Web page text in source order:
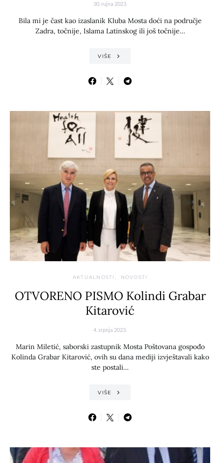
30. rujna 2023.
Bila mi je čast kao izaslanik Kluba Mosta doći na područje
Zadra, točnije, Islama Latinskog ili još točnije…
VIŠE
AKTUALNOSTI NOVOSTI
OTVORENO PISMO Kolindi Grabar
Kitarović
4. srpnja 2023.
Marin Miletić, saborski zastupnik Mosta Poštovana gospođo
Kolinda Grabar Kitarović, ovih su dana mediji izvještavali kako
ste postali…
VIŠE